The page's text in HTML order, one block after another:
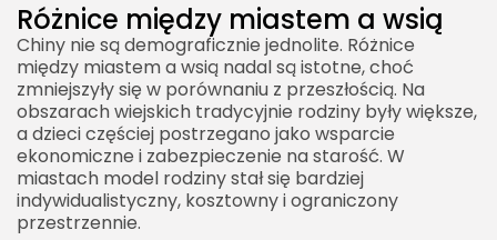
Różnice między miastem a wsią
Chiny nie są demograficznie jednolite. Różnice
między miastem a wsią nadal są istotne, choć
zmniejszyły się w porównaniu z przeszłością. Na
obszarach wiejskich tradycyjnie rodziny były większe,
a dzieci częściej postrzegano jako wsparcie
ekonomiczne i zabezpieczenie na starość. W
miastach model rodziny stał się bardziej
indywidualistyczny, kosztowny i ograniczony
przestrzennie.